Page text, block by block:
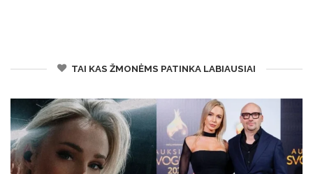
TAI KAS ŽMONĖMS PATINKA LABIAUSIAI